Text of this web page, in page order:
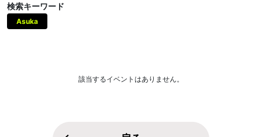
検索キーワード
Asuka
該当するイベントはありません。